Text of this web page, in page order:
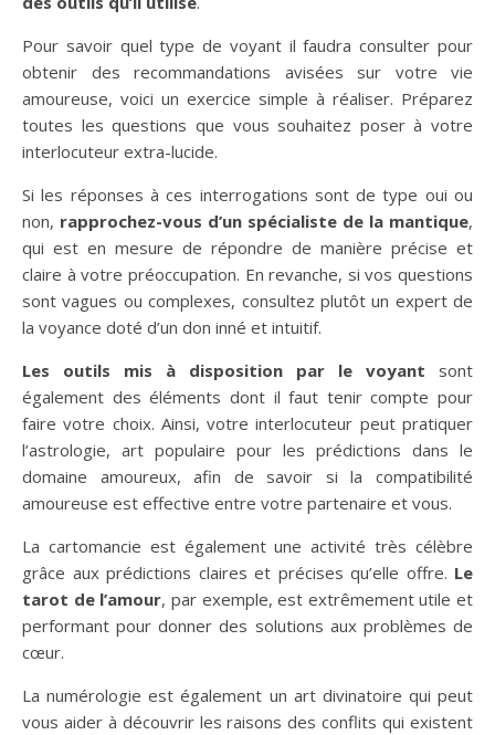
Pour savoir quel type de voyant il faudra consulter pour
obtenir des recommandations avisées sur votre vie
amoureuse, voici un exercice simple à réaliser. Préparez
toutes les questions que vous souhaitez poser à votre
interlocuteur extra-lucide.
Si les réponses à ces interrogations sont de type oui ou
non, rapprochez-vous d’un spécialiste de la mantique,
qui est en mesure de répondre de manière précise et
claire à votre préoccupation. En revanche, si vos questions
sont vagues ou complexes, consultez plutôt un expert de
la voyance doté d’un don inné et intuitif.
Les outils mis à disposition par le voyant sont
également des éléments dont il faut tenir compte pour
faire votre choix. Ainsi, votre interlocuteur peut pratiquer
l’astrologie, art populaire pour les prédictions dans le
domaine amoureux, afin de savoir si la compatibilité
amoureuse est effective entre votre partenaire et vous.
La cartomancie est également une activité très célèbre
grâce aux prédictions claires et précises qu’elle offre. Le
tarot de l’amour, par exemple, est extrêmement utile et
performant pour donner des solutions aux problèmes de
cœur.
La numérologie est également un art divinatoire qui peut
vous aider à découvrir les raisons des conflits qui existent